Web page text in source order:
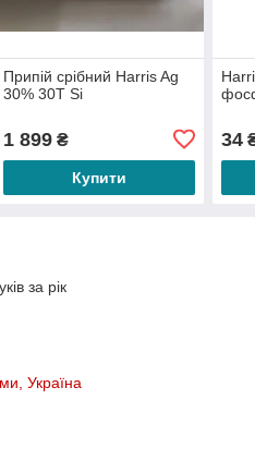
Припій срібний Harris Ag
30% 30T Si
1 899₴
Купити
34
за рік
Україна